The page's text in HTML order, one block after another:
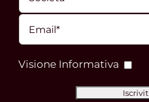
Visione Informativa